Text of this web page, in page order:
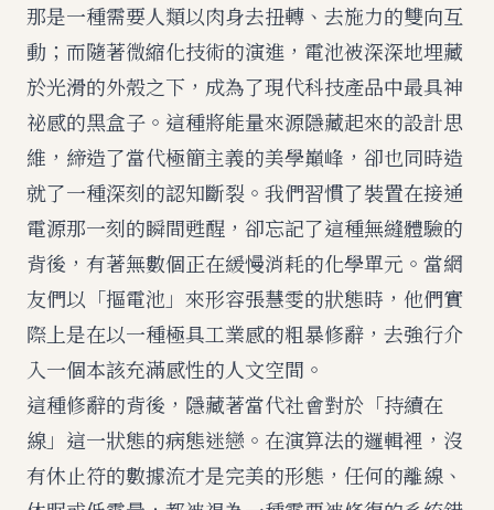
那是一種需要人類以肉身去扭轉、去施力的雙向互
動；而隨著微縮化技術的演進，電池被深深地埋藏
於光滑的外殼之下，成為了現代科技產品中最具神
祕感的黑盒子。這種將能量來源隱藏起來的設計思
維，締造了當代極簡主義的美學巔峰，卻也同時造
就了一種深刻的認知斷裂。我們習慣了裝置在接通
電源那一刻的瞬間甦醒，卻忘記了這種無縫體驗的
背後，有著無數個正在緩慢消耗的化學單元。當網
友們以「摳電池」來形容張慧雯的狀態時，他們實
際上是在以一種極具工業感的粗暴修辭，去強行介
入一個本該充滿感性的人文空間。
這種修辭的背後，隱藏著當代社會對於「持續在
線」這一狀態的病態迷戀。在演算法的邏輯裡，沒
有休止符的數據流才是完美的形態，任何的離線、